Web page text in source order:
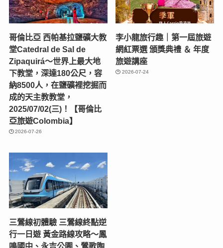
哥倫比亞 西帕基拉鹽礦大教
堂Catedral de Sal de
Zipaquirá～世界上最大地
下教堂，深達180公尺，容
納8500人，在鹽礦裡挖掘而
成的天主教教堂，
2025/07/02(三)！【哥倫比
亞旅遊Colombia】
2026-07-26
李小龍旅行趣｜第一屆旅遊
網紅票選 頒獎典禮 ＆ 年度
旅遊講座
2026-07-24
三鶯線初體驗 三鶯線終點逆
行一日遊 黃金路線攻略～鳳
鳴國中、永吉公園、鶯歌陶